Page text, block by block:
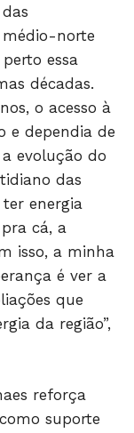
norte
essa
décadas.
o acesso à
e dependia de
evolução do
das
ter energia
cá, a
isso, a minha
é ver a
que
da região”,
reforça
suporte